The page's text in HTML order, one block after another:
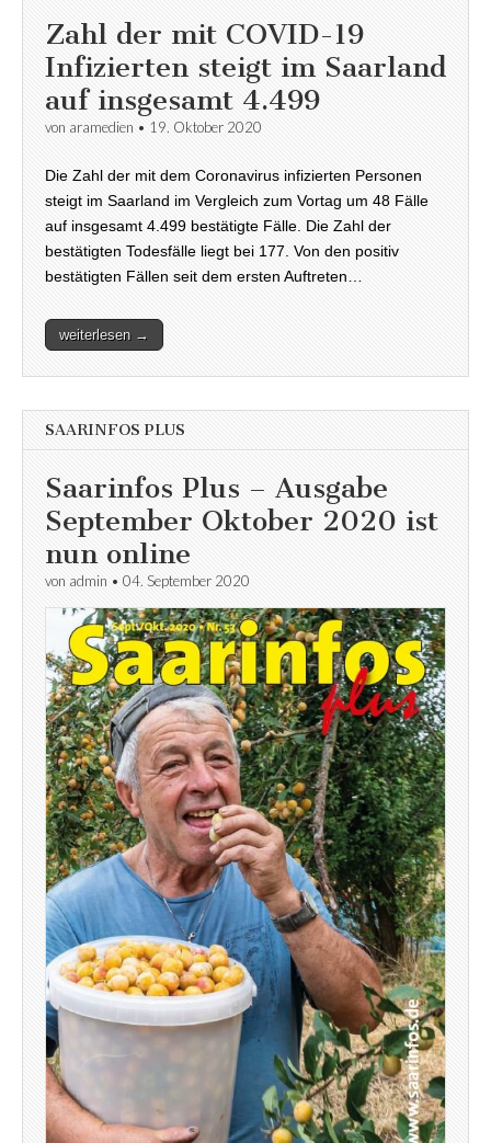
Zahl der mit COVID-19
Infizierten steigt im Saarland
auf insgesamt 4.499
von aramedien • 19. Oktober 2020
Die Zahl der mit dem Coronavirus infizierten Personen
steigt im Saarland im Vergleich zum Vortag um 48 Fälle
auf insgesamt 4.499 bestätigte Fälle. Die Zahl der
bestätigten Todesfälle liegt bei 177. Von den positiv
bestätigten Fällen seit dem ersten Auftreten…
weiterlesen →
SAARINFOS PLUS
Saarinfos Plus – Ausgabe
September Oktober 2020 ist
nun online
von admin • 04. September 2020